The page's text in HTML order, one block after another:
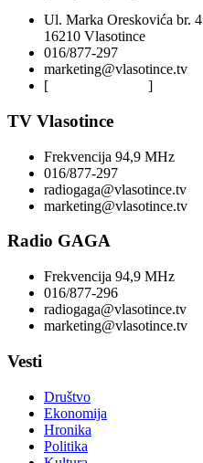
Ul. Marka Oreskovića br. 4
16210 Vlasotince
016/877-297
marketing@vlasotince.tv
[
]
TV Vlasotince
Frekvencija 94,9 MHz
016/877-297
radiogaga@vlasotince.tv
marketing@vlasotince.tv
Radio GAGA
Frekvencija 94,9 MHz
016/877-296
radiogaga@vlasotince.tv
marketing@vlasotince.tv
Vesti
Društvo
Ekonomija
Hronika
Politika